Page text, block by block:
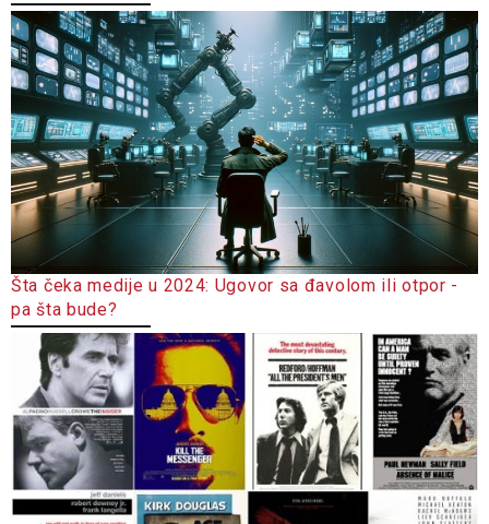
Šta čeka medije u 2024: Ugovor sa đavolom ili otpor -
pa šta bude?